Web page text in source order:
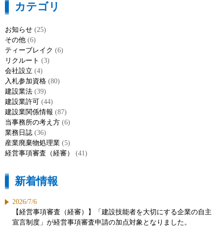
カテゴリ
お知らせ (25)
その他 (6)
ティーブレイク (6)
リクルート (3)
会社設立 (4)
入札参加資格 (80)
建設業法 (39)
建設業許可 (44)
建設業関係情報 (87)
当事務所の考え方 (6)
業務日誌 (36)
産業廃棄物処理業 (5)
経営事項審査（経審）
(41)
新着情報
2026/7/6
【経営事項審査（経審）】「建設技能者を大切にする企業の自主
宣言制度」が経営事項審査申請の加点対象となりました。